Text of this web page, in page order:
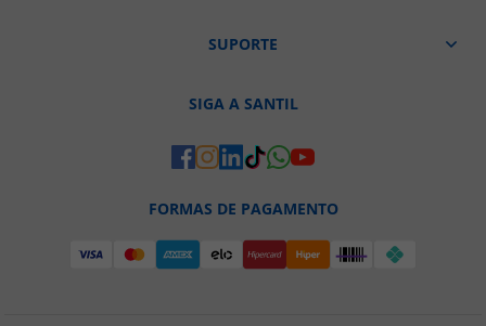
SUPORTE
SIGA A SANTIL
FORMAS DE PAGAMENTO